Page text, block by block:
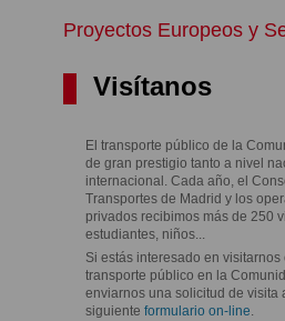
Proyectos Europeos y
Visítanos
El transporte público de la
de gran prestigio tanto a nivel
internacional. Cada año, el
Transportes de Madrid y los
privados recibimos más de 250
estudiantes, niños...
Si estás interesado en visitarnos
transporte público en la
enviarnos una solicitud de visita
siguiente formulario on-line.